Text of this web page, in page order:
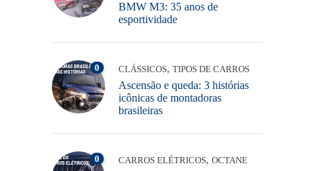
BMW M3: 35 anos de
esportividade
0 CLÁSSICOS, TIPOS DE CARROS
Ascensão e queda: 3 histórias
icônicas de montadoras
brasileiras
0 CARROS ELÉTRICOS, OCTANE